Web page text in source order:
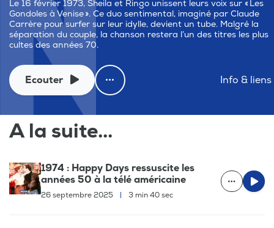
Le 16 février 1973, Sheila et Ringo unissent leurs voix sur « Les
Gondoles à Venise ». Ce duo sentimental, imaginé par Claude
Carrère pour surfer sur leur idylle, devient un tube. Malgré la
séparation du couple, la chanson restera l’un des titres les plus
cultes des années 70.
Ecouter Info & liens
A la suite...
1974 : Happy Days ressuscite les
années 50 à la télé américaine
26 septembre 2025 | 3 min 40 sec